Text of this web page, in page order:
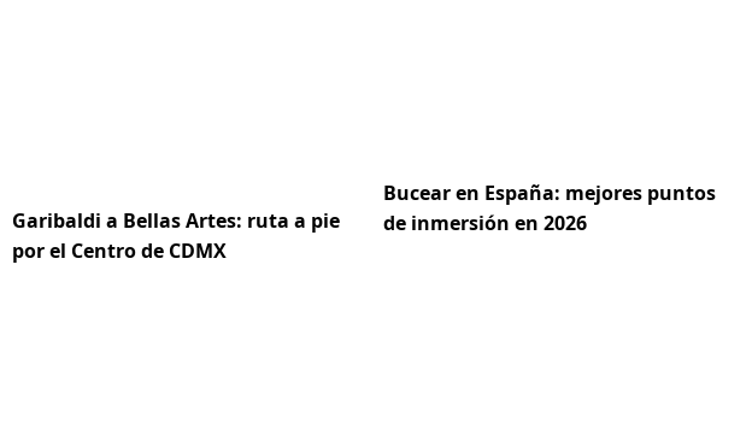
Garibaldi a Bellas Artes: ruta a pie
por el Centro de CDMX
Bucear en España: mejores puntos
de inmersión en 2026